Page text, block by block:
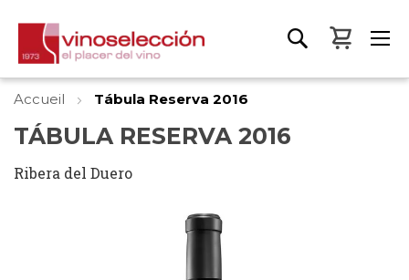
Mon
Accueil Tábula Reserva 2016
TÁBULA RESERVA 2016
Ribera del Duero